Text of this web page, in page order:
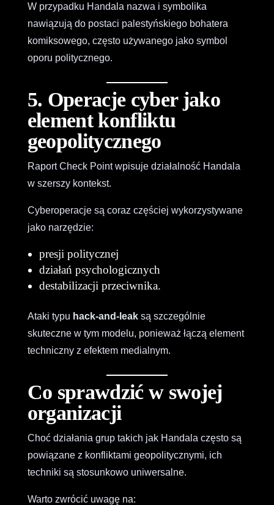
W przypadku Handala nazwa i symbolika
nawiązują do postaci palestyńskiego bohatera
komiksowego, często używanego jako symbol
oporu politycznego.
5. Operacje cyber jako
element konfliktu
geopolitycznego
Raport Check Point wpisuje działalność Handala
w szerszy kontekst.
Cyberoperacje są coraz częściej wykorzystywane
jako narzędzie:
presji politycznej
działań psychologicznych
destabilizacji przeciwnika.
Ataki typu hack-and-leaksą szczególnie
skuteczne w tym modelu, ponieważ łączą element
techniczny z efektem medialnym.
Co sprawdzić w swojej
organizacji
Choć działania grup takich jak Handala często są
powiązane z konfliktami geopolitycznymi, ich
techniki są stosunkowo uniwersalne.
Warto zwrócić uwagę na: